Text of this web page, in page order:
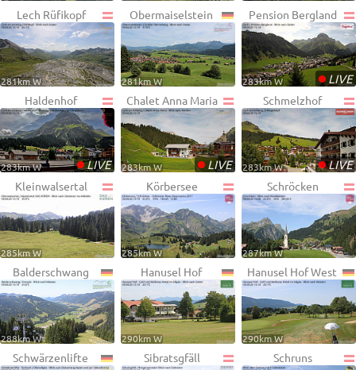
Lech Rüfikopf
281km W
Obermaiselstein
281km W
Pension Bergland
•LIVE
283km W
Haldenhof
•LIVE
283km W
Chalet Anna Maria
•LIVE
283km W
Schmelzhof
•LIVE
283km W
Kleinwalsertal
285km W
Körbersee
285km W
Schröcken
287km W
Balderschwang
288km W
Hanusel Hof
290km W
Hanusel Hof West
290km W
Schwärzenlifte Sibratsgfäll Schruns